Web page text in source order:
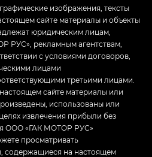
изображения, тексты
сайте материалы и объекты
юридическим лицам,
РУС», рекламным агентствам,
с условиями договоров,
лицами
третьими лицами.
сайте материалы или
использованы или
извлечения прибыли без
ООО «ГАК МОТОР РУС»
просматривать
содержащиеся на настоящем